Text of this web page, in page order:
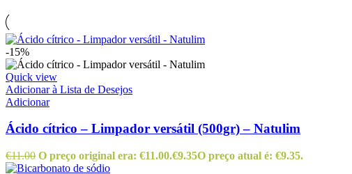
-15%
Quick view
Adicionar à Lista de Desejos
Adicionar
Ácido cítrico – Limpador versátil (500gr) – Natulim
€11.00 O preço original era: €11.00.€9.35O preço atual é: €9.35.